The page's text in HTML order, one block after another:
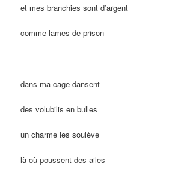
et mes branchies sont d’argent
comme lames de prison
dans ma cage dansent
des volubilis en bulles
un charme les soulève
là où poussent des ailes